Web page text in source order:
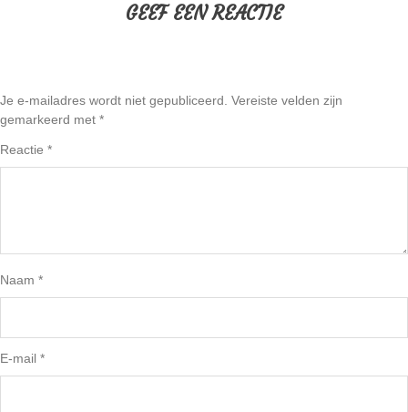
GEEF EEN REACTIE
Je e-mailadres wordt niet gepubliceerd. Vereiste velden zijn
gemarkeerd met *
Reactie *
Naam *
E-mail *